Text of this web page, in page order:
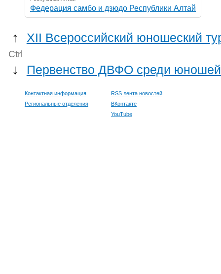
Федерация самбо и дзюдо Республики Алтай
↑ XII Всероссийский юношеский
Ctrl
↓ Первенство ДВФО среди юношей
Контактная информация
Региональные отделения
RSS лента новостей
ВКонтакте
YouTube